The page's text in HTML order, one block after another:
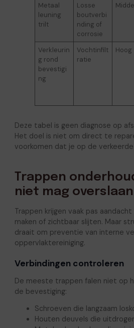
Metaal
leuning
trilt
Losse
boutverbi
nding of
corrosie
Verkleurin
g rond
bevestigi
ng
Vochtinfilt
ratie
Hoog
Deze tabel is geen diagnose op
Het doel is niet om direct te
voorkomen dat je op de
Trappen
niet mag overslaan
Trappen krijgen vaak pas
maken of zichtbaar slijten. Maar
draait om preventie van interne
oppervlaktereiniging.
Verbindingen controleren
De meeste trappen falen niet op
de bevestiging:
Schroeven die langzaam
Houten deuvels die